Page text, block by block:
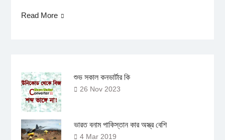
Read More
শুভ সকাল কনভার্টার কি
26 Nov 2023
ভারত বনাম পাকিস্তান কার অস্ত্র বেশি
4 Mar 2019